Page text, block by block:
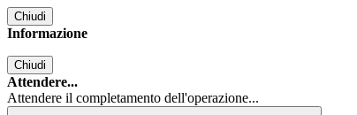
Chiudi
Informazione
Chiudi
Attendere...
Attendere il completamento dell'operazione...